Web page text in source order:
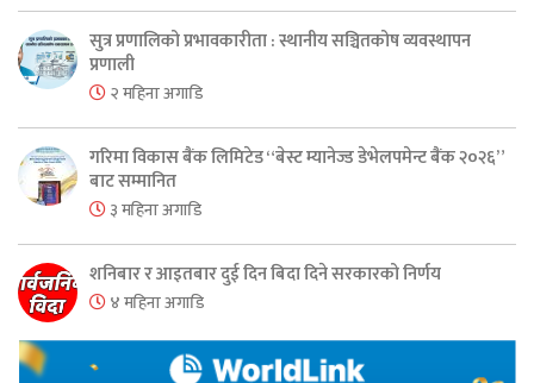
सुत्र प्रणालिको प्रभावकारीता : स्थानीय सञ्चितकोष व्यवस्थापन
प्रणाली
२ महिना अगाडि
गरिमा विकास बैंक लिमिटेड “बेस्ट म्यानेज्ड डेभेलपमेन्ट बैंक २०२६”
बाट सम्मानित
३ महिना अगाडि
शनिबार र आइतबार दुई दिन बिदा दिने सरकारको निर्णय
४ महिना अगाडि